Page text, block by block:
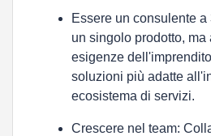
Essere un consulente a
un singolo prodotto,
esigenze
soluzioni più adatte
ecosistema di servizi.
Crescere nel team: